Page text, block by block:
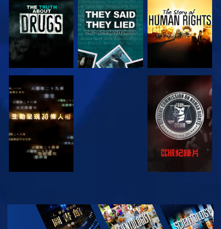
觀看 觀看
觀看 探索系列節目